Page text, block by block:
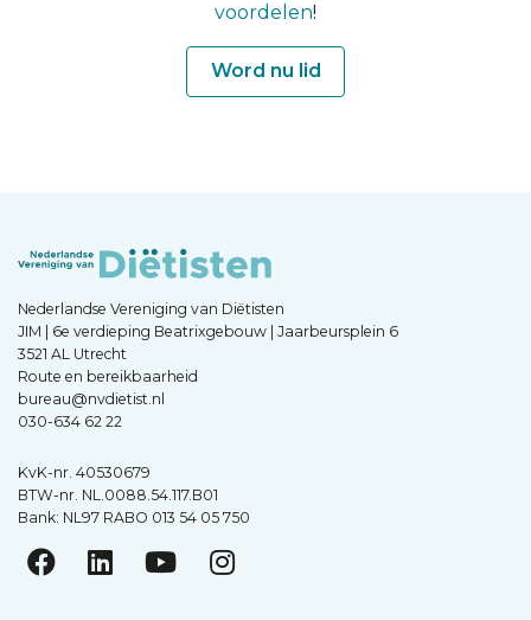
voordelen!
Word nu lid
Nederlandse Vereniging van Diëtisten
JIM | 6e verdieping Beatrixgebouw | Jaarbeursplein 6
3521 AL Utrecht
Route en bereikbaarheid
bureau@nvdietist.nl
030-634 62 22
KvK-nr. 40530679
BTW-nr. NL.0088.54.117.B01
Bank: NL97 RABO 013 54 05 750